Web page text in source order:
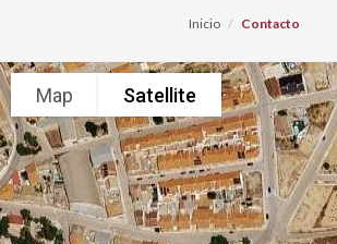
Inicio Contacto
Map Satellite